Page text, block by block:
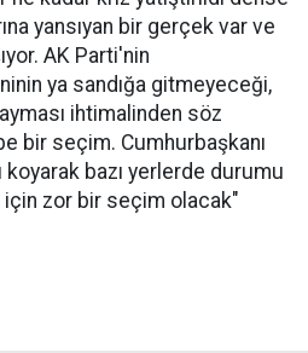
yansıyan bir gerçek var ve
AK Parti'nin
ya sandığa gitmeyeceği,
ihtimalinden söz
bir seçim. Cumhurbaşkanı
koyarak bazı yerlerde durumu
zor bir seçim olacak"